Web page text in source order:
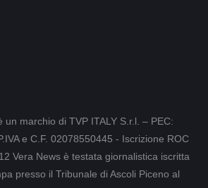
un marchio di TVP ITALY S.r.l. – PEC:
e C.F. 02078550445 - Iscrizione ROC
Vera News è testata giornalistica iscritta
presso il Tribunale di Ascoli Piceno al